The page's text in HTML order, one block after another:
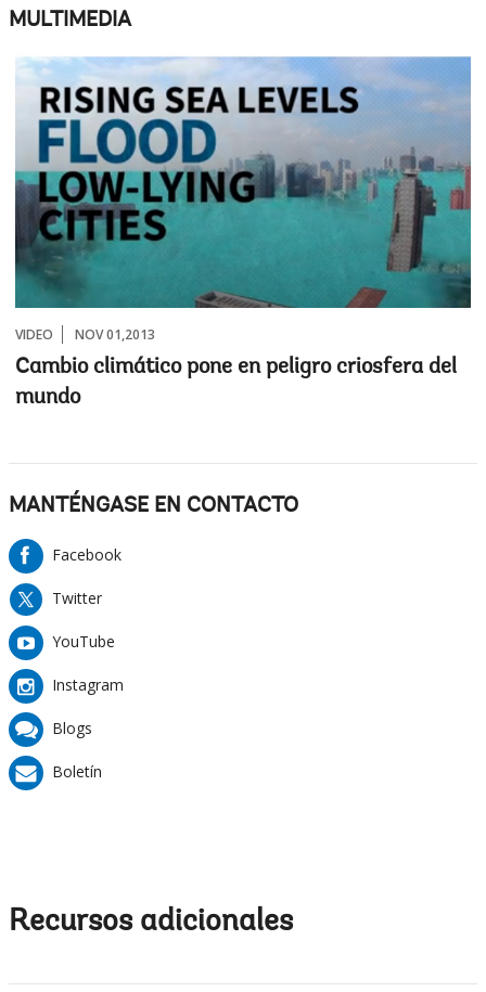
MULTIMEDIA
VIDEO NOV 01,2013
Cambio climático pone en peligro criosfera del
mundo
MANTÉNGASE EN CONTACTO
Facebook
Twitter
YouTube
Instagram
Blogs
Boletín
Recursos adicionales